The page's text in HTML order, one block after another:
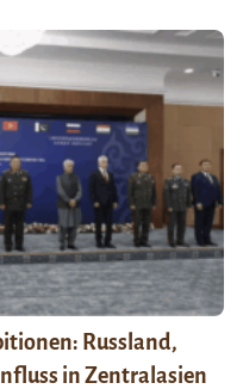
Russland,
in Zentralasien